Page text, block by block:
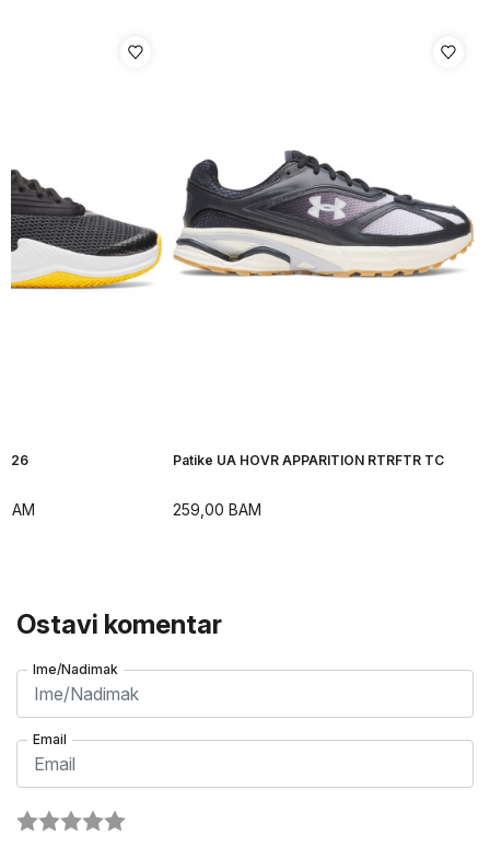
26
BAM
Patike UA HOVR APPARITION RTRFTR TC
259,00 BAM
Ostavi komentar
Ime/Nadimak
Email